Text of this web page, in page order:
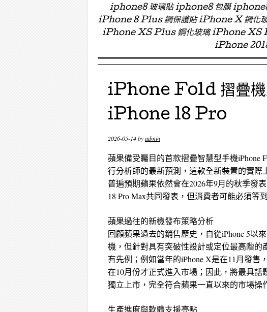
iphone8 玻璃貼 iphone8 包膜
iPhone 8 Plus 鋼保護貼 iPhone X 鋼化
iPhone XS Plus 鋼化玻璃 iPhone XS
iPhone
iPhone Fold 摺疊機
iPhone 18 Pro
2026-05-14byadmin
蘋果備受矚目的首款摺疊智慧型手機iPhone
行分析師的最新預測，這款全新裝置的實
普遍預期蘋果依然會在2026年9月的秋季發
18 Pro Max共同發表，但消費者可能必須等
蘋果過往的新機發布策略分析
回顧蘋果過去的銷售歷史，自從iPhone 5以
機，但針對具有突破性設計或定位最高階
有先例；例如當年的iPhone X是在11月發售
在10月份才正式進入市場；因此，將最具
獨立上市，完全符合蘋果一直以來的市場操
生產進度與軟體支援亮點